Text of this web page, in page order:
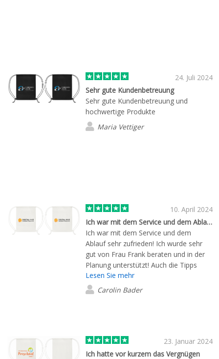
24. Juli 2024
Sehr gute Kundenbetreuung
Sehr gute Kundenbetreuung und
hochwertige Produkte
Maria Vettiger
10. April 2024
Ich war mit dem Service und dem Ablauf sehr sehr zufrieden!
Ich war mit dem Service und dem
Ablauf sehr zufrieden! Ich wurde sehr
gut von Frau Frank beraten und in der
Planung unterstützt! Auch die Tipps
hinsichtlich des Würfel Brandings waren
sehr hilfreich.
Lesen Sie mehr
Carolin Bader
23. Januar 2024
Ich hatte vor kurzem das Vergnügen